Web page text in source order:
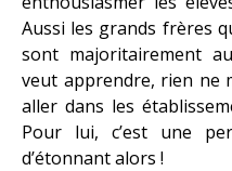
Aussi les grands frères
sont majoritairement
veut apprendre, rien ne
aller dans les
Pour lui, c’est une
d’étonnant alors !